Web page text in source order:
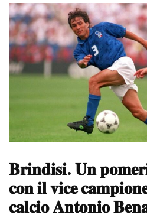
𝐁𝐫𝐢𝐧𝐝𝐢𝐬𝐢. 𝐔𝐧
𝐜𝐨𝐧 𝐢𝐥 𝐯𝐢𝐜𝐞
𝐜𝐚𝐥𝐜𝐢𝐨 𝐀𝐧𝐭𝐨𝐧𝐢𝐨